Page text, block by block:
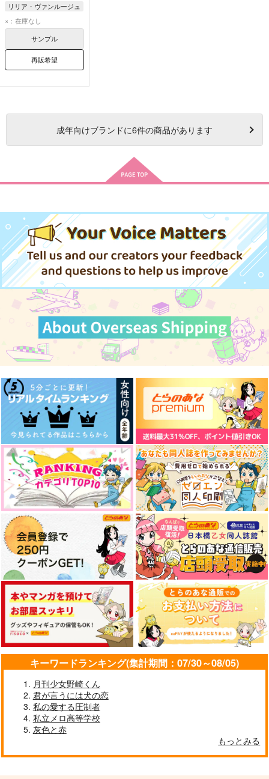
リリア・ヴァンルージュ
×：在庫なし
サンプル
再販希望
成年向けブランドに6件の商品があります
キーワードランキング(集計期間：07/30～08/05)
月刊少女野崎くん
君が言うには犬の恋
私の愛する圧制者
私立メロ高等学校
灰色と赤
もっとみる